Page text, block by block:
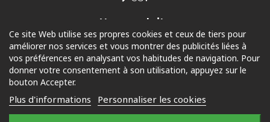
Nos produits
Piscine
Jardin
Outdoor
Ce site Web utilise ses propres cookies et ceux de tiers pour
améliorer nos services et vous montrer des publicités liées à
vos préférences en analysant vos habitudes de navigation. Pour
donner votre consentement à son utilisation, appuyez sur le
bouton Accepter.
Plus d'informations Personnaliser les cookies